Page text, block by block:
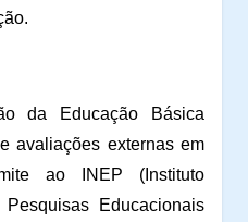
da Educação Básica
avaliações externas em
ao INEP (Instituto
Educacionais